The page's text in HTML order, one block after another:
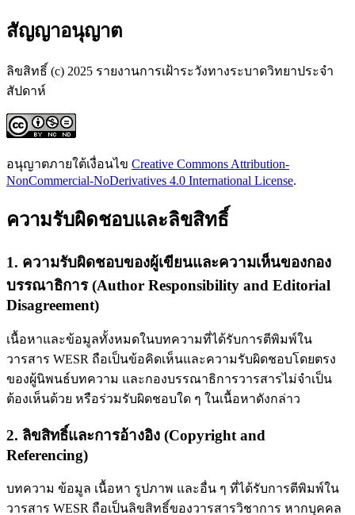
สัญญาอนุญาต
ลิขสิทธิ์ (c) 2025 รายงานการเฝ้าระวังทางระบาดวิทยาประจำ
สัปดาห์
อนุญาตภายใต้เงื่อนไข Creative Commons Attribution-
NonCommercial-NoDerivatives 4.0 International License.
ความรับผิดชอบและลิขสิทธิ์
1. ความรับผิดชอบของผู้เขียนและความเห็นของกอง
บรรณาธิการ (Author Responsibility and Editorial
Disagreement)
เนื้อหาและข้อมูลทั้งหมดในบทความที่ได้รับการตีพิมพ์ใน
วารสาร WESR ถือเป็นข้อคิดเห็นและความรับผิดชอบโดยตรง
ของผู้นิพนธ์บทความ และกองบรรณาธิการวารสารไม่จำเป็น
ต้องเห็นด้วย หรือร่วมรับผิดชอบใด ๆ ในเนื้อหาดังกล่าว
2. ลิขสิทธิ์และการอ้างอิง (Copyright and
Referencing)
บทความ ข้อมูล เนื้อหา รูปภาพ และอื่น ๆ ที่ได้รับการตีพิมพ์ใน
วารสาร WESR ถือเป็นลิขสิทธิ์ของวารสารวิชาการ หากบุคคล